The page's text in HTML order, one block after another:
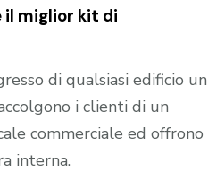
il miglior kit di
di qualsiasi edificio un
i clienti di un
commerciale ed offrono
interna.